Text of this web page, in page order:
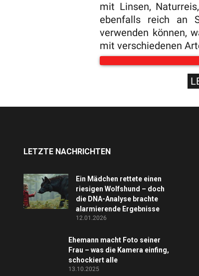
mit Linsen,
ebenfalls reich an
verwenden können,
mit verschiedenen
LETZTE NACHRICHTEN
Ein Mädchen rettete einen
riesigen Wolfshund – doch
die DNA-Analyse brachte
alarmierende Ergebnisse
12.01.2026
Ehemann macht Foto seiner
Frau – was die Kamera einfing,
schockiert alle
13.10.2025